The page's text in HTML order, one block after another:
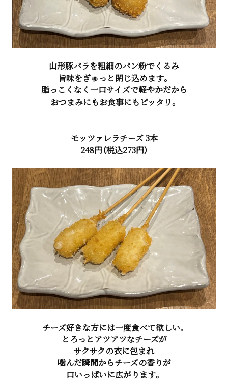
山形豚バラを粗細のパン粉でくるみ
旨味をぎゅっと閉じ込めます。
脂っこくなく一口サイズで軽やかだから
おつまみにもお食事にもピッタリ。
モッツァレラチーズ 3本
248円（税込273円）
チーズ好きな方には一度食べて欲しい。
とろっとアツアツなチーズが
サクサクの衣に包まれ
噛んだ瞬間からチーズの香りが
口いっぱいに広がります。